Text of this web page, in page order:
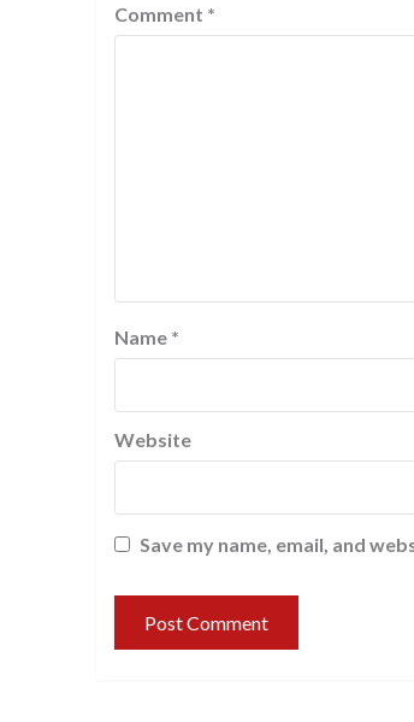
Comment *
Name *
Website
Save my name, email, and